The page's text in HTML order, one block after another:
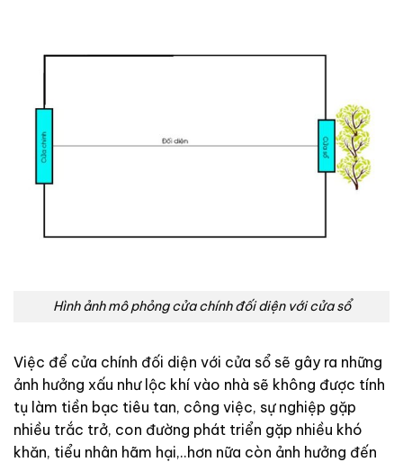
Hình ảnh mô phỏng cửa chính đối diện với cửa sổ
Việc để cửa chính đối diện với cửa sổ sẽ gây ra những
ảnh hưởng xấu như lộc khí vào nhà sẽ không được tính
tụ làm tiền bạc tiêu tan, công việc, sự nghiệp gặp
nhiều trắc trở, con đường phát triển gặp nhiều khó
khăn, tiểu nhân hãm hại,..hơn nữa còn ảnh hưởng đến